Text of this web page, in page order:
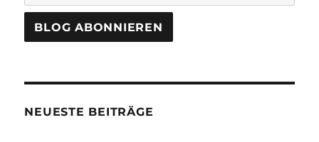
NEUESTE BEITRÄGE